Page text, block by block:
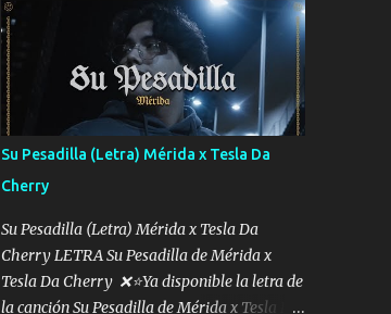
me mandó yo tengo el control a todos yo les
paro el dedo soy hocicon un malcriado un
malandrón Que Les importa no saben nada
falsas las risas las que me miran hay gente
corriente no quieren verte subir de level
trucha mis plebes Música A veces me pongo
un sombrero a veces me ven la cachucha de
lado con la mirada siempre en alto A veces
me fajó una super o a veces me fajó una
Glock siempre armado todas las
generaciones yo traigo El chiste es que hago
lo que quiero pues así soy me mandó yo
Su Pesadilla (Letra) Mérida x Tesla Da
Cherry
Su Pesadilla (Letra) Mérida x Tesla Da
Cherry LETRA Su Pesadilla de Mérida x
Tesla Da Cherry ❌⭐Ya disponible la letra de
la canción Su Pesadilla de Mérida x Tesla Da